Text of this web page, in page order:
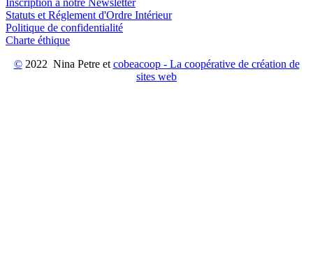
Inscription à notre Newsletter
Statuts et Réglement d'Ordre Intérieur
Politique de confidentialité
Charte éthique
©2022 Nina Petre et cobeacoop - La coopérative de création de
sites web